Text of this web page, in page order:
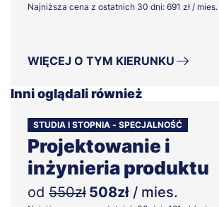
Najniższa cena z ostatnich 30 dni: 691 zł / mies.
WIĘCEJ O TYM KIERUNKU
Inni oglądali również
STUDIA I STOPNIA - SPECJALNOŚĆ
Projektowanie i
inżynieria produktu
od 550zł 508zł / mies.